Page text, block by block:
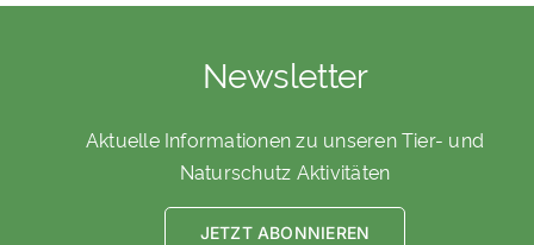
Newsletter
Aktuelle Informationen zu unseren Tier- und
Naturschutz Aktivitäten
JETZT ABONNIEREN